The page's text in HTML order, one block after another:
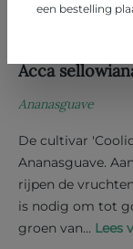
Acca
Ananasguave
De cultivar
Ananasguave.
rijpen de
is nodig om tot
groen van... Lees
een bestelling